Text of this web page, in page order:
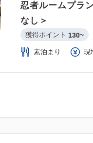
忍者ルームプラ
なし＞
獲得ポイント 130~
素泊まり 現